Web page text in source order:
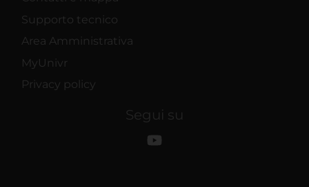
Supporto tecnico
Area Amministrativa
MyUnivr
Privacy policy
Segui su